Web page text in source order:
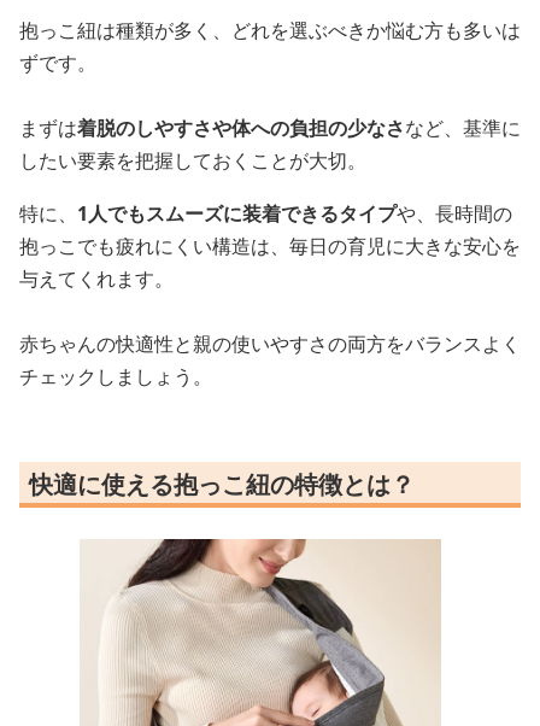
抱っこ紐は種類が多く、どれを選ぶべきか悩む方も多いは
ずです。
まずは着脱のしやすさや体への負担の少なさなど、基準に
したい要素を把握しておくことが大切。
特に、 1人でもスムーズに装着できるタイプや、長時間の
抱っこでも疲れにくい構造は、毎日の育児に大きな安心を
与えてくれます。
赤ちゃんの快適性と親の使いやすさの両方をバランスよく
チェックしましょう。
快適に使える抱っこ紐の特徴とは？